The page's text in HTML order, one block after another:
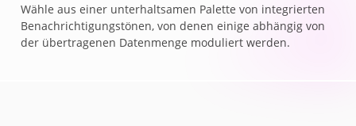
Wähle aus einer unterhaltsamen Palette von integrierten
Benachrichtigungstönen, von denen einige abhängig von
der übertragenen Datenmenge moduliert werden.